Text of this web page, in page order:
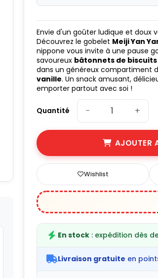
Envie d'un goûter ludique et doux
Découvrez le gobelet Meiji Yan
nippone vous invite à une pause
savoureux bâtonnets de
dans un généreux compartiment
vanille. Un snack amusant,
emporter partout avec soi !
Quantité − +
AJOUTER
Wishlist
En stock : expédition dès
Livraison gratuite en